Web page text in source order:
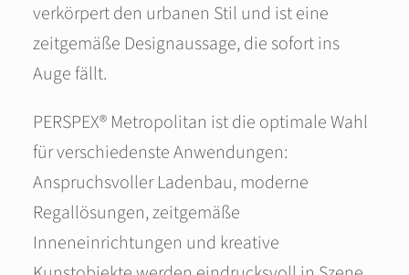
verkörpert den urbanen Stil und ist eine
zeitgemäße Designaussage, die sofort ins
Auge fällt.
PERSPEX® Metropolitan ist die optimale Wahl
für verschiedenste Anwendungen:
Anspruchsvoller Ladenbau, moderne
Regallösungen, zeitgemäße
Inneneinrichtungen und kreative